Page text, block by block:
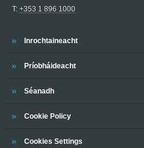
T: +353 1 896 1000
Tríonóide
Inrochtaineacht
Tríonóide
Príobháideacht
Tríonóide
Séanadh
Tríonóide
Cookie Policy
Cookies Settings